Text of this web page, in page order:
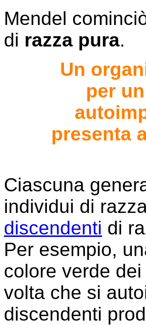
Mendel
di razza pura.
Un
per
presenta
Ciascuna
individui di
discendenti di
Per esempio,
colore verde
volta che si
discendenti